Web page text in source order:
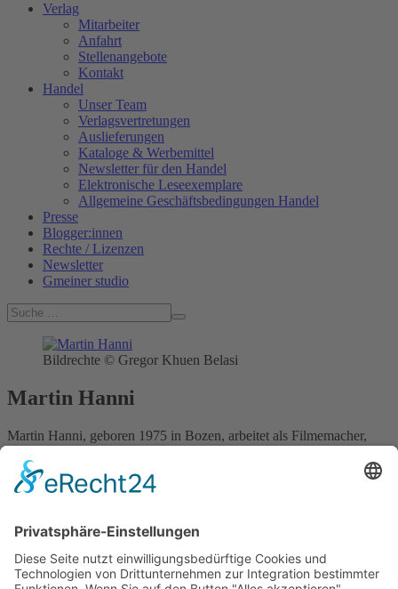
Verlag
Mitarbeiter
Anfahrt
Stellenangebote
Kontakt
Handel
Unser Team
Verlagsvertretungen
Auslieferungen
Kataloge & Werbemittel
Newsletter für den Handel
Elektronische Leseexemplare
Allgemeine Geschäftsbedingungen Handel
Presse
Blogger:innen
Rechte / Lizenzen
Newsletter
Gmeiner studio
Bildrechte © Gregor Khuen Belasi
Martin Hanni
Martin Hanni, geboren 1975 in Bozen, arbeitet als Filmemacher,
und Wenigerheiten, sowie für Sonnentage und Badeseen.
Lieblingsplätze Südtirol